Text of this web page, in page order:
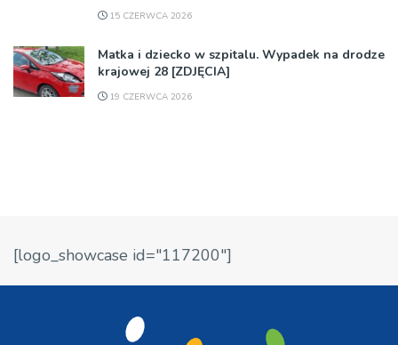
15 CZERWCA 2026
Matka i dziecko w szpitalu. Wypadek na drodze
krajowej 28 [ZDJĘCIA]
19 CZERWCA 2026
[logo_showcase id="117200"]